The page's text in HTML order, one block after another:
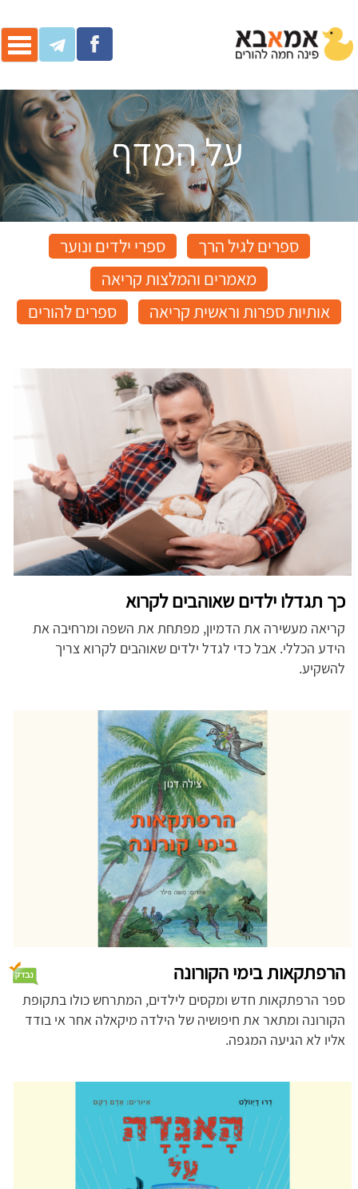
על המדף
ספרים לגיל הרך
ספרי ילדים ונוער
מאמרים והמלצות קריאה
אותיות ספרות וראשית קריאה
ספרים להורים
כך תגדלו ילדים שאוהבים לקרוא
קריאה מעשירה את הדמיון, מפתחת את השפה ומרחיבה את
הידע הכללי. אבל כדי לגדל ילדים שאוהבים לקרוא צריך
להשקיע.
הרפתקאות בימי הקורונה
ספר הרפתקאות חדש ומקסים לילדים, המתרחש כולו בתקופת
הקורונה ומתאר את חיפושיה של הילדה מיקאלה אחר אי בודד
אליו לא הגיעה המגפה.